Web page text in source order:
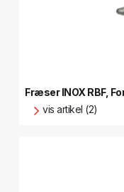
Fræser INOX RBF,
vis artikel (2)